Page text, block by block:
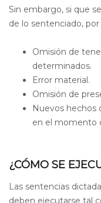
Sin embargo, si que
de lo sentenciado,
Omisión de
determinados.
Error material.
Omisión de
Nuevos hechos
en el momento
¿CÓMO SE
Las sentencias
deben ejecutarse tal